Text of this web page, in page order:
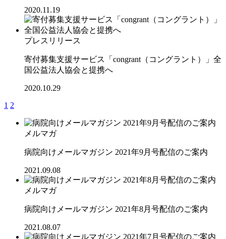
2020.11.19
プレスリリース
寄付募集支援サービス「congrant（コングラント）」全
国公益法人協会と提携へ
2020.10.29
1 2
メルマガ
病院向けメールマガジン 2021年9月号配信のご案内
2021.09.08
メルマガ
病院向けメールマガジン 2021年8月号配信のご案内
2021.08.07